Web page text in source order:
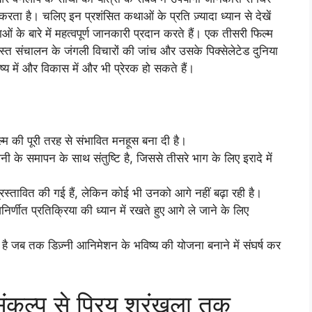
है। चलिए इन प्रशंसित कथाओं के प्रति ज़्यादा ध्यान से देखें
बारे में महत्वपूर्ण जानकारी प्रदान करते हैं। एक तीसरी फिल्म
संचालन के जंगली विचारों की जांच और उसके पिक्सेलेटेड दुनिया
में और विकास में और भी प्रेरक हो सकते हैं।
की पूरी तरह से संभावित मनहूस बना दी है।
के समापन के साथ संतुष्टि है, जिससे तीसरे भाग के लिए इरादे में
की गई हैं, लेकिन कोई भी उनको आगे नहीं बढ़ा रही है।
प्रतिक्रिया की ध्यान में रखते हुए आगे ले जाने के लिए
जब तक डिज़्नी आनिमेशन के भविष्य की योजना बनाने में संघर्ष कर
से प्रिय श्रृंखला तक